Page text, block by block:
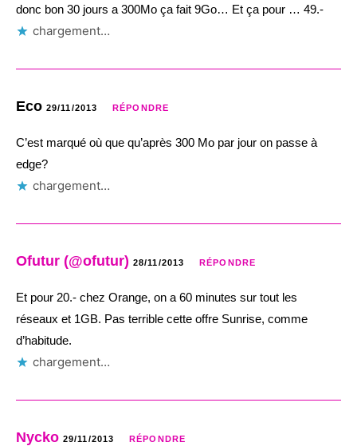
donc bon 30 jours a 300Mo ça fait 9Go… Et ça pour … 49.-
chargement…
Eco 29/11/2013 RÉPONDRE
C’est marqué où que qu’après 300 Mo par jour on passe à
edge?
chargement…
Ofutur (@ofutur) 28/11/2013 RÉPONDRE
Et pour 20.- chez Orange, on a 60 minutes sur tout les
réseaux et 1GB. Pas terrible cette offre Sunrise, comme
d’habitude.
chargement…
Nycko 29/11/2013 RÉPONDRE